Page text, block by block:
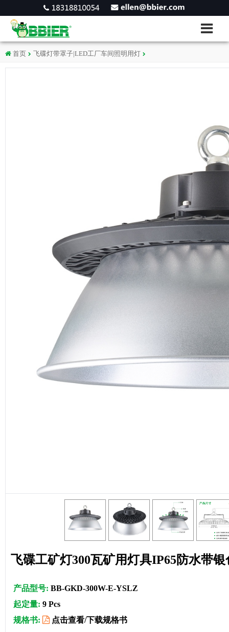
首页 飞碟灯带罩子|LED工厂车间照明用灯
飞碟工矿灯300瓦矿用灯具IP65防水带银
产品型号: BB-GKD-300W-E-YSLZ
起定量: 9 Pcs
规格书:
点击查看/下载规格书